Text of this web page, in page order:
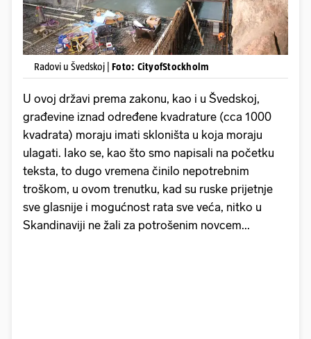
Radovi u Švedskoj | Foto: CityofStockholm
U ovoj državi prema zakonu, kao i u Švedskoj,
građevine iznad određene kvadrature (cca 1000
kvadrata) moraju imati skloništa u koja moraju
ulagati. Iako se, kao što smo napisali na početku
teksta, to dugo vremena činilo nepotrebnim
troškom, u ovom trenutku, kad su ruske prijetnje
sve glasnije i mogućnost rata sve veća, nitko u
Skandinaviji ne žali za potrošenim novcem...